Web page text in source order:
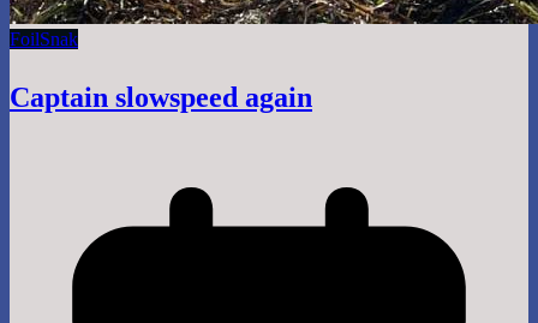
FoilSnak
Captain slowspeed again